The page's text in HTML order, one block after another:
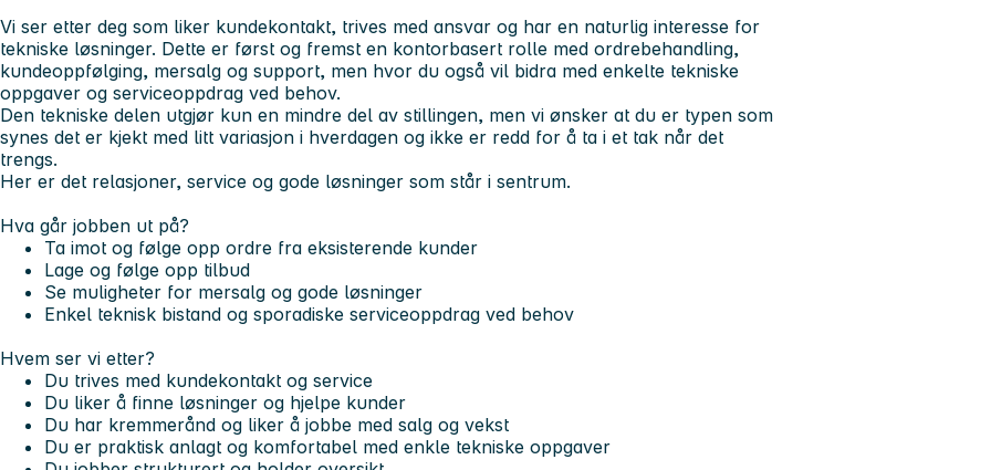
Vi ser etter deg som liker kundekontakt, trives med ansvar og har en naturlig interesse for
tekniske løsninger. Dette er først og fremst en kontorbasert rolle med ordrebehandling,
kundeoppfølging, mersalg og support, men hvor du også vil bidra med enkelte tekniske
oppgaver og serviceoppdrag ved behov.
Den tekniske delen utgjør kun en mindre del av stillingen, men vi ønsker at du er typen som
synes det er kjekt med litt variasjon i hverdagen og ikke er redd for å ta i et tak når det
trengs.
Her er det relasjoner, service og gode løsninger som står i sentrum.
Hva går jobben ut på?
Ta imot og følge opp ordre fra eksisterende kunder
Lage og følge opp tilbud
Se muligheter for mersalg og gode løsninger
Enkel teknisk bistand og sporadiske serviceoppdrag ved behov
Hvem ser vi etter?
Du trives med kundekontakt og service
Du liker å finne løsninger og hjelpe kunder
Du har kremmerånd og liker å jobbe med salg og vekst
Du er praktisk anlagt og komfortabel med enkle tekniske oppgaver